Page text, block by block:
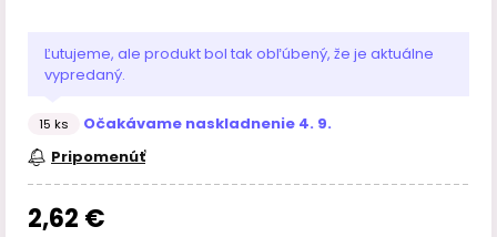
Ľutujeme, ale produkt bol tak obľúbený, že je aktuálne
vypredaný.
15 ks
Očakávame naskladnenie 4. 9.
Pripomenúť
2,62 €